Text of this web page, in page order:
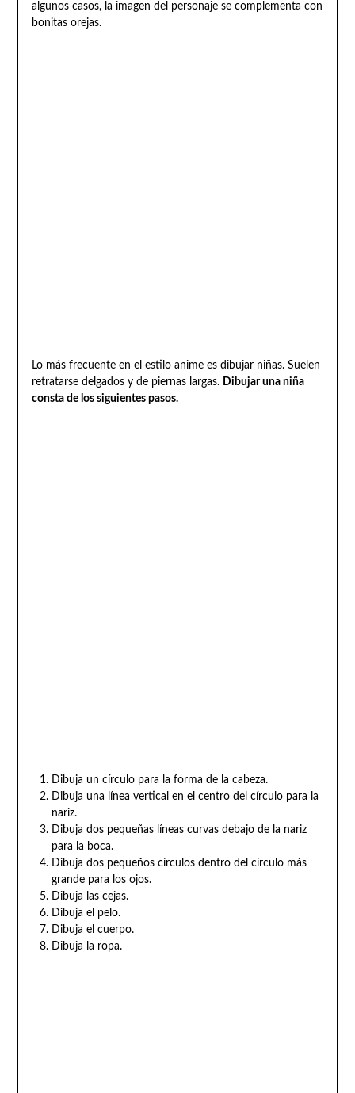
algunos casos, la imagen del personaje se complementa con
bonitas orejas.
Lo más frecuente en el estilo anime es dibujar niñas. Suelen
retratarse delgados y de piernas largas. Dibujar una niña
consta de los siguientes pasos.
Dibuja un círculo para la forma de la cabeza.
Dibuja una línea vertical en el centro del círculo para la
nariz.
Dibuja dos pequeñas líneas curvas debajo de la nariz
para la boca.
Dibuja dos pequeños círculos dentro del círculo más
grande para los ojos.
Dibuja las cejas.
Dibuja el pelo.
Dibuja el cuerpo.
Dibuja la ropa.